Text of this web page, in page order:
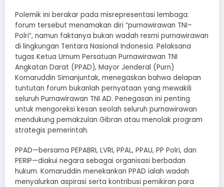
Polemik ini berakar pada misrepresentasi lembaga:
forum tersebut menamakan diri “purnawirawan TNI–
Polri”, namun faktanya bukan wadah resmi purnawirawan
di lingkungan Tentara Nasional Indonesia. Pelaksana
tugas Ketua Umum Persatuan Purnawirawan TNI
Angkatan Darat (PPAD), Mayor Jenderal (Purn)
Komaruddin Simanjuntak, menegaskan bahwa delapan
tuntutan forum bukanlah pernyataan yang mewakili
seluruh Purnawirawan TNI AD. Penegasan ini penting
untuk mengoreksi kesan seolah seluruh purnawirawan
mendukung pemakzulan Gibran atau menolak program
strategis pemerintah.
PPAD—bersama PEPABRI, LVRI, PPAL, PPAU, PP Polri, dan
PERIP—diakui negara sebagai organisasi berbadan
hukum. Komaruddin menekankan PPAD ialah wadah
menyalurkan aspirasi serta kontribusi pemikiran para